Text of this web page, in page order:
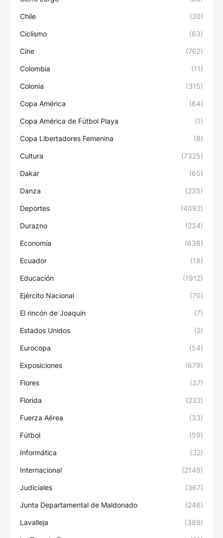
Chile (20)
Ciclismo (63)
Cine (762)
Colombia (11)
Colonia (315)
Copa América (64)
Copa América de Fútbol Playa (1)
Copa Libertadores Femenina (8)
Cultura (7325)
Dakar (65)
Danza (235)
Deportes (4092)
Durazno (234)
Economía (638)
Ecuador (18)
Educación (1912)
Ejército Nacional (70)
El rincón de Joaquín (7)
Estados Unidos (2)
Eurocopa (54)
Exposiciones (679)
Flores (37)
Florida (232)
Fuerza Aérea (33)
Fútbol (59)
Informática (32)
Internacional (2149)
Judiciales (367)
Junta Departamental de Maldonado (246)
Lavalleja (389)